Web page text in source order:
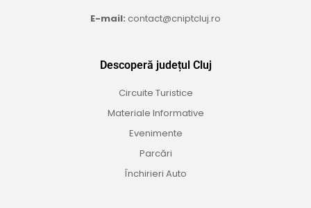
E-mail: contact@cniptcluj.ro
Descoperă județul Cluj
Circuite Turistice
Materiale Informative
Evenimente
Parcări
Închirieri Auto